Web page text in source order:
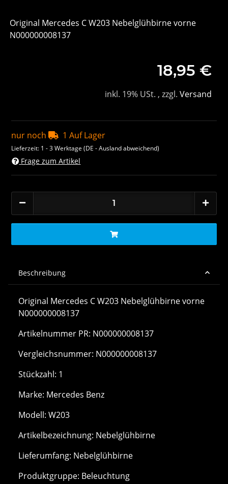
Original Mercedes C W203 Nebelglühbirne vorne
N000000008137
18,95 €
inkl. 19% USt. , zzgl. Versand
nur noch 1 Auf Lager
Lieferzeit: 1 - 3 Werktage(DE - Ausland abweichend)
Frage zum Artikel
Beschreibung
Original Mercedes C W203 Nebelglühbirne vorne
N000000008137
Artikelnummer PR: N000000008137
Vergleichsnummer: N000000008137
Stückzahl: 1
Marke: Mercedes Benz
Modell: W203
Artikelbezeichnung: Nebelglühbirne
Lieferumfang: Nebelglühbirne
Produktgruppe: Beleuchtung